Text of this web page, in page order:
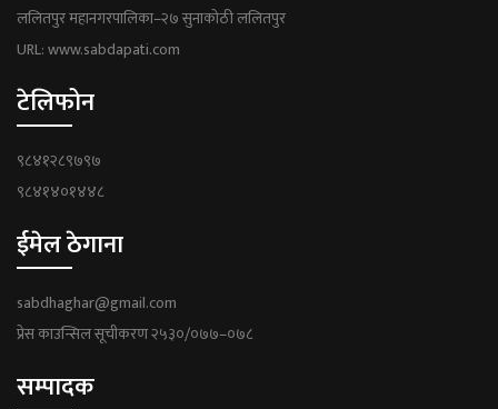
ललितपुर महानगरपालिका–२७ सुनाकोठी ललितपुर
URL: www.sabdapati.com
टेलिफोन
९८४१२८९७९७
९८४१४०१४४८
ईमेल ठेगाना
sabdhaghar@gmail.com
प्रेस काउन्सिल सूचीकरण २५३०/०७७–०७८
सम्पादक